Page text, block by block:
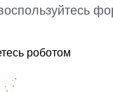
роботом